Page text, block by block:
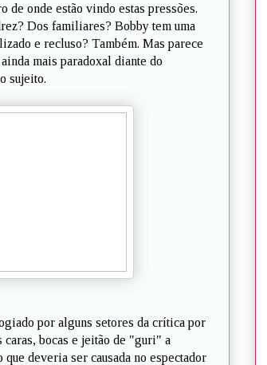
de onde estão vindo estas pressões.
Dos familiares? Bobby tem uma
e recluso? Também. Mas parece
mais paradoxal diante do
sujeito.
por alguns setores da crítica por
caras, bocas e jeitão de "guri" a
deveria ser causada no espectador